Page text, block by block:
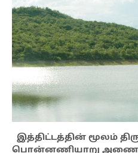
இத்திட்டத்தின் மூலம்
பொன்னணியாறு